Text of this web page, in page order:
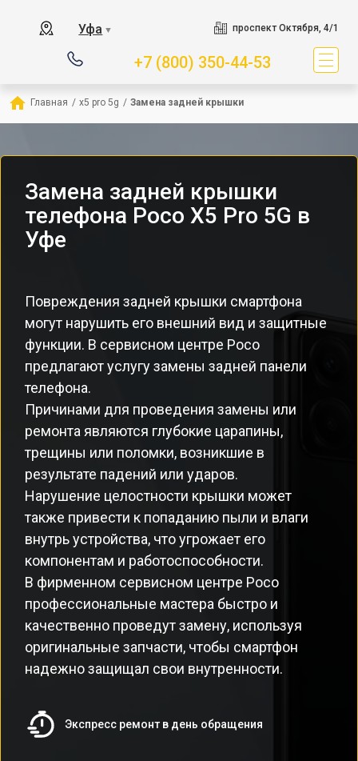
Уфа ▼ проспект Октября, 4/1
+7 (800) 350-44-53
Главная / x5 pro 5g / Замена задней крышки
Замена задней крышки
телефона Poco X5 Pro 5G в
Уфе
Повреждения задней крышки смартфона
могут нарушить его внешний вид и защитные
функции. В сервисном центре Poco
предлагают услугу замены задней панели
телефона.
Причинами для проведения замены или
ремонта являются глубокие царапины,
трещины или поломки, возникшие в
результате падений или ударов.
Нарушение целостности крышки может
также привести к попаданию пыли и влаги
внутрь устройства, что угрожает его
компонентам и работоспособности.
В фирменном сервисном центре Poco
профессиональные мастера быстро и
качественно проведут замену, используя
оригинальные запчасти, чтобы смартфон
надежно защищал свои внутренности.
Экспресс ремонт в день обращения